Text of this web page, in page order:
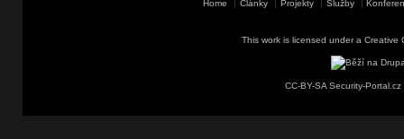
Home Články Projekty Služby
This work is licensed under a Creative
CC-BY-SA Security-